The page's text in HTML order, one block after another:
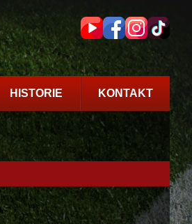
HISTORIE KONTAKT